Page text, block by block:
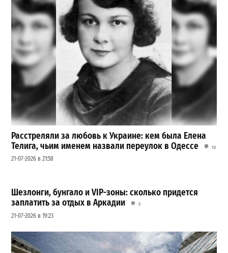
Расстреляли за любовь к Украине: кем была Елена
Телига, чьим именем назвали переулок в Одессе
13
21-07-2026 в 21:58
Шезлонги, бунгало и VIP-зоны: сколько придется
заплатить за отдых в Аркадии
3
21-07-2026 в 19:23